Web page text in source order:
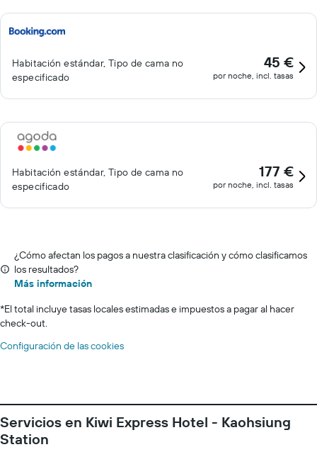
Habitación estándar, Tipo de cama no
especificado
45 €
por noche, incl. tasas
Habitación estándar, Tipo de cama no
especificado
177 €
por noche, incl. tasas
¿Cómo afectan los pagos a nuestra clasificación y cómo clasificamos
los resultados?
Más información
*El total incluye tasas locales estimadas e impuestos a pagar al hacer
check-out.
Configuración de las cookies
Servicios en Kiwi Express Hotel - Kaohsiung
Station